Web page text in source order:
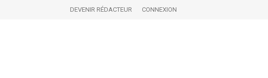
DEVENIR RÉDACTEUR CONNEXION